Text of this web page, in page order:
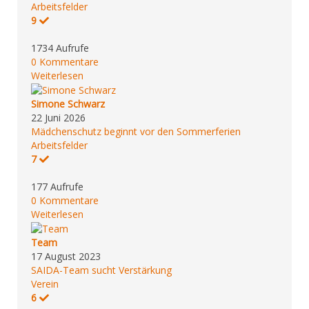
Arbeitsfelder
9
1734 Aufrufe
0 Kommentare
Weiterlesen
Simone Schwarz
22 Juni 2026
Mädchenschutz beginnt vor den Sommerferien
Arbeitsfelder
7
177 Aufrufe
0 Kommentare
Weiterlesen
Team
17 August 2023
SAIDA-Team sucht Verstärkung
Verein
6